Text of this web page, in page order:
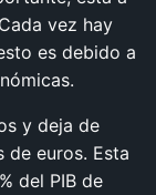
vez hay
es debido a
y deja de
de euros. Esta
del PIB de